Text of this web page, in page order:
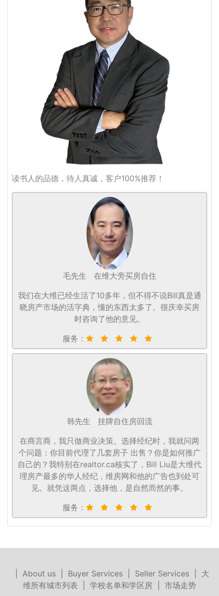
读书人的品德，待人真诚，客户100%推荐！
毛先生
在维大旁买房自住
我们在大维已经生活了10多年，但不得不说Bill真是通
晓房产市场的活字典，懂的东西太多了。很庆幸买房
时咨询了他的意见。
服务：
韩先生
挂牌自住房回流
在商言商，我只做商业决策。选择经纪时，我就问两
个问题：你目前代理了几套房子 出售？你是如何推广
自己的？我特别在realtor.ca核实了，Bill Liu是大维代
理房产最多的华人经纪，维房网和他的广告也到处可
见。就凭这两点，选择他，是自然而然的事。
服务：
About us| Buyer Services| Seller Services| 大
维所有城市列表
学校名单和学区房 市场走势